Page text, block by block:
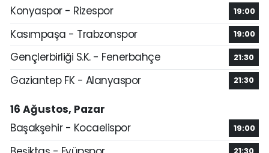
Konyaspor - Rizespor
19:00
Kasımpaşa - Trabzonspor 19:00
Gençlerbirliği S.K. - Fenerbahçe 21:30
Gaziantep FK - Alanyaspor 21:30
16 Ağustos, Pazar
Başakşehir - Kocaelispor
19:00